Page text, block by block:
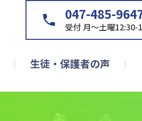
生徒・保護者の声
047-485-
受付 月～土曜12:30-